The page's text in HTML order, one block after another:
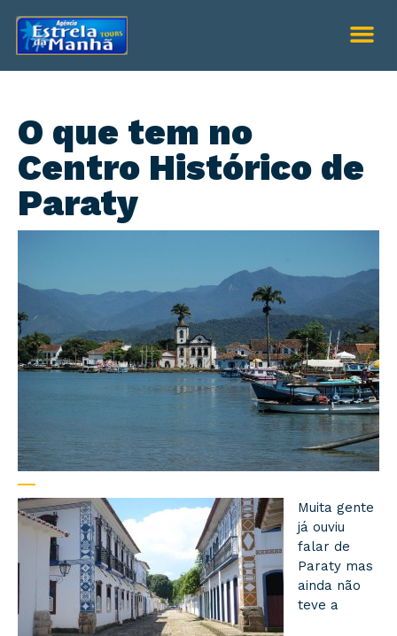
O que tem no
Centro Histórico de
Paraty
Muita gente
já ouviu
falar de
Paraty mas
ainda não
teve a